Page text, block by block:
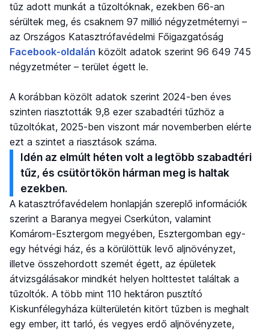
tűz adott munkát a tűzoltóknak, ezekben 66-an
sérültek meg, és csaknem 97 millió négyzetméternyi –
az Országos Katasztrófavédelmi Főigazgatóság
Facebook-oldalán közölt adatok szerint 96 649 745
négyzetméter – terület égett le.
A korábban közölt adatok szerint 2024-ben éves
szinten riasztották 9,8 ezer szabadtéri tűzhöz a
tűzoltókat, 2025-ben viszont már novemberben elérte
ezt a szintet a riasztások száma.
Idén az elmúlt héten volt a legtöbb szabadtéri
tűz, és csütörtökön hárman meg is haltak
ezekben.
A katasztrófavédelem honlapján szereplő információk
szerint a Baranya megyei Cserkúton, valamint
Komárom-Esztergom megyében, Esztergomban egy-
egy hétvégi ház, és a körülöttük levő aljnövényzet,
illetve összehordott szemét égett, az épületek
átvizsgálásakor mindkét helyen holttestet találtak a
tűzoltók. A több mint 110 hektáron pusztító
Kiskunfélegyháza külterületén kitört tűzben is meghalt
egy ember, itt tarló, és vegyes erdő aljnövényzete,